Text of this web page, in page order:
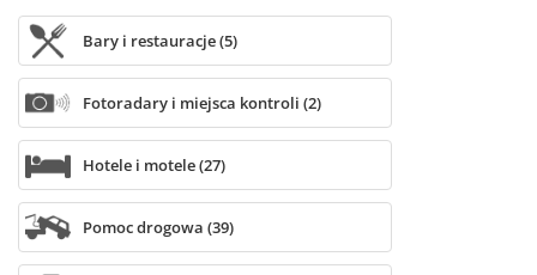
Bary i restauracje (5)
Fotoradary i miejsca kontroli (2)
Hotele i motele (27)
Pomoc drogowa (39)